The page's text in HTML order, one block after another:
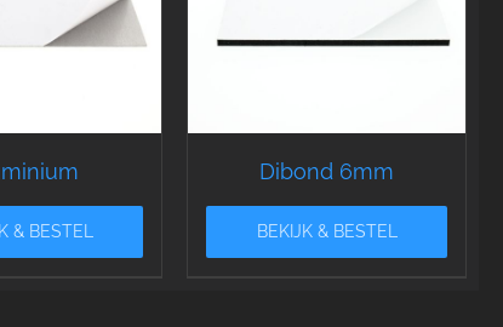
& BESTEL
Dibond 6mm
BEKIJK & BESTEL